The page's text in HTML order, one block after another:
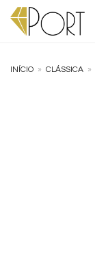
INÍCIO » CLÁSSICA »